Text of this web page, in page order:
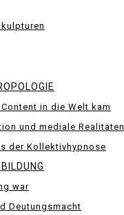
in die Welt kam
und mediale Realitäten
der Kollektivhypnose
war
Deutungsmacht